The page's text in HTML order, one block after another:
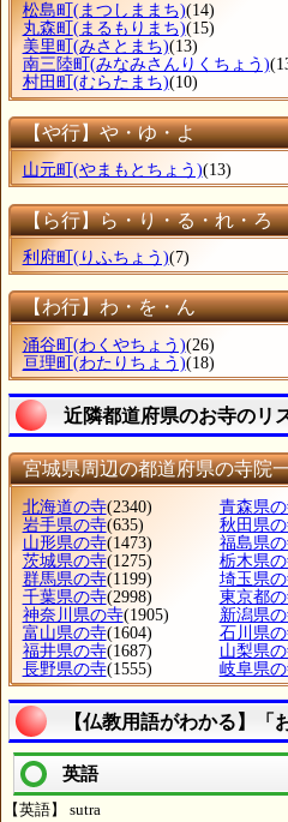
松島町 (まつしままち)(14)
丸森町 (まるもりまち)(15)
美里町 (みさとまち)(13)
南三陸町 (みなみさんりくちょう)
村田町 (むらたまち)(10)
【や行】や・ゆ・よ
山元町 (やまもとちょう)(13)
【ら行】ら・り・る・れ・ろ
利府町 (りふちょう)(7)
【わ行】わ・を・ん
涌谷町 (わくやちょう)(26)
亘理町 (わたりちょう)(18)
近隣都道府県のお寺のリ
宮城県周辺の都道府県の寺院
北海道の寺(2340) 青森県
岩手県の寺(635) 秋田県
山形県の寺(1473) 福島県
茨城県の寺(1275) 栃木県
群馬県の寺(1199) 埼玉県
千葉県の寺(2998) 東京都
神奈川県の寺(1905) 新潟県
富山県の寺(1604) 石川県
福井県の寺(1687) 山梨県
長野県の寺(1555) 岐阜県
【仏教用語がわかる】「
英語
【英語】 sutra